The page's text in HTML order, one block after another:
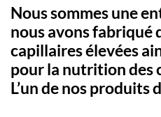
Nous sommes une
nous avons fabriqué
capillaires élevées
pour la nutrition des
L’un de nos